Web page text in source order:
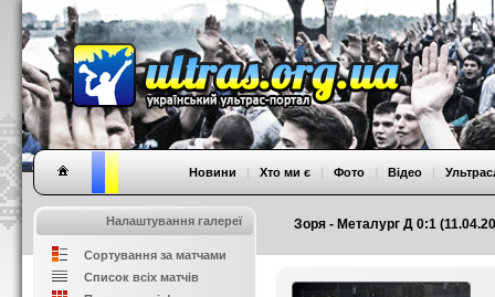
Зоря - Металург Д 0:1
Новини | Хто ми є | Фото | Відео |
Налаштування галереї
Сортування за матчами
Список всіх матчів